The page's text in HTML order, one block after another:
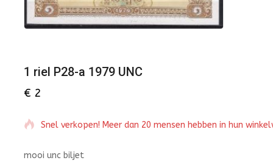
1 riel P28-a 1979 UNC
€ 2
Snel verkopen! Meer dan 20 mensen hebben in hun
mooi unc biljet